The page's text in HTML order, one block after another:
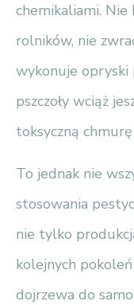
chemikaliami. Nie
rolników, nie
wykonuje opryski
pszczoły wciąż
toksyczną
To jednak nie
stosowania
nie tylko
kolejnych
dojrzewa do